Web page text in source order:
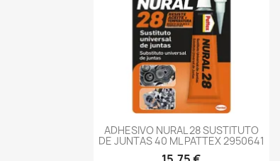
-->
ADHESIVO NURAL 28 SUSTITUTO
DE JUNTAS 40 ML PATTEX 2950641